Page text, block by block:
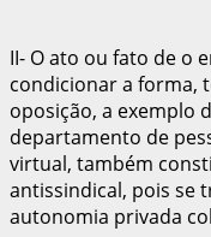
II- O ato ou fato de o
condicionar a forma,
oposição, a exemplo
departamento de
virtual, também
antissindical, pois se
autonomia privada